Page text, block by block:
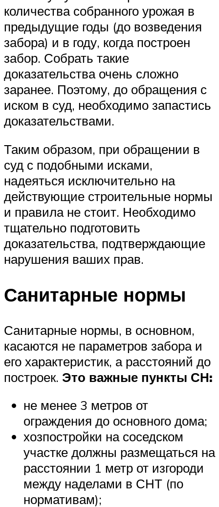
количества собранного урожая в
предыдущие годы (до возведения
забора) и в году, когда построен
забор. Собрать такие
доказательства очень сложно
заранее. Поэтому, до обращения с
иском в суд, необходимо запастись
доказательствами.
Таким образом, при обращении в
суд с подобными исками,
надеяться исключительно на
действующие строительные нормы
и правила не стоит. Необходимо
тщательно подготовить
доказательства, подтверждающие
нарушения ваших прав.
Санитарные нормы
Санитарные нормы, в основном,
касаются не параметров забора и
его характеристик, а расстояний до
построек. Это важные пункты СН:
не менее 3 метров от
ограждения до основного дома;
хозпостройки на соседском
участке должны размещаться на
расстоянии 1 метр от изгороди
между наделами в СНТ (по
нормативам);